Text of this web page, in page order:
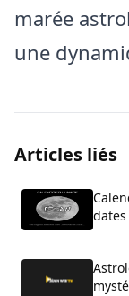
marée
une
Articles liés